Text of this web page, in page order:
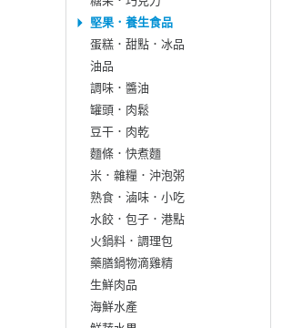
堅果．養生食品
蛋糕．甜點．冰品
油品
調味．醬油
罐頭．肉鬆
豆干．肉乾
麵條．快煮麵
米．雜糧．沖泡粥
熟食．滷味．小吃
水餃．包子．港點
火鍋料．調理包
藥膳鍋物滴雞精
生鮮肉品
海鮮水產